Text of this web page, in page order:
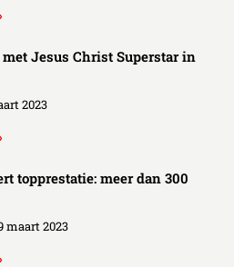
Jesus Christ Superstar in
2023
topprestatie: meer dan 300
maart 2023